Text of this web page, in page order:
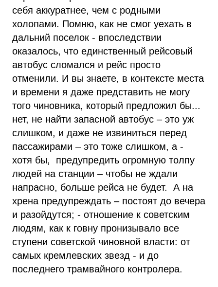
себя аккуратнее, чем с родными
холопами. Помню, как не смог уехать в
дальний поселок - впоследствии
оказалось, что единственный рейсовый
автобус сломался и рейс просто
отменили. И вы знаете, в контексте места
и времени я даже представить не могу
того чиновника, который предложил бы...
нет, не найти запасной автобус – это уж
слишком, и даже не извиниться перед
пассажирами – это тоже слишком, а -
хотя бы, предупредить огромную толпу
людей на станции – чтобы не ждали
напрасно, больше рейса не будет. А на
хрена предупреждать – постоят до вечера
и разойдутся; - отношение к советским
людям, как к говну пронизывало все
ступени советской чиновной власти: от
самых кремлевских звезд - и до
последнего трамвайного контролера.